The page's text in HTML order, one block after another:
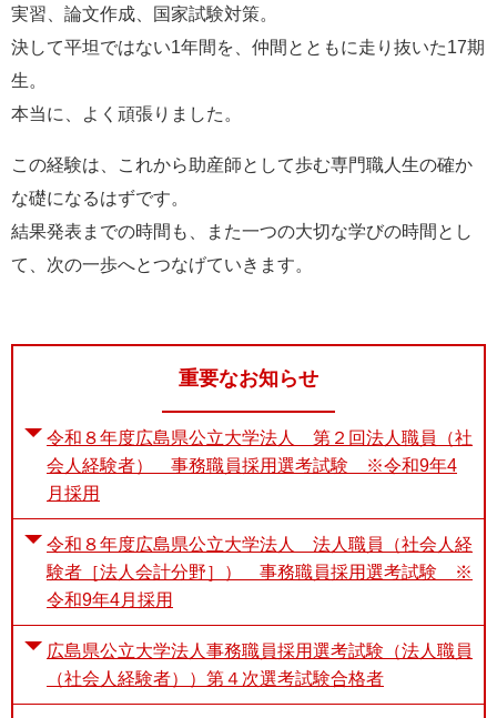
実習、論文作成、国家試験対策。
決して平坦ではない1年間を、仲間とともに走り抜いた17期
生。
本当に、よく頑張りました。
この経験は、これから助産師として歩む専門職人生の確か
な礎になるはずです。
結果発表までの時間も、また一つの大切な学びの時間とし
て、次の一歩へとつなげていきます。
重要なお知らせ
令和８年度広島県公立大学法人 第２回法人職員（社
会人経験者） 事務職員採用選考試験 ※令和9年4
月採用
令和８年度広島県公立大学法人 法人職員（社会人経
験者［法人会計分野］） 事務職員採用選考試験 ※
令和9年4月採用
広島県公立大学法人事務職員採用選考試験（法人職員
（社会人経験者））第４次選考試験合格者